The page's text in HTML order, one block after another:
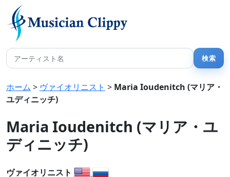
ホーム > ヴァイオリニスト > Maria Ioudenitch (マリア・
ユディニッチ)
Maria Ioudenitch (マリア・ユ
ディニッチ)
ヴァイオリニスト